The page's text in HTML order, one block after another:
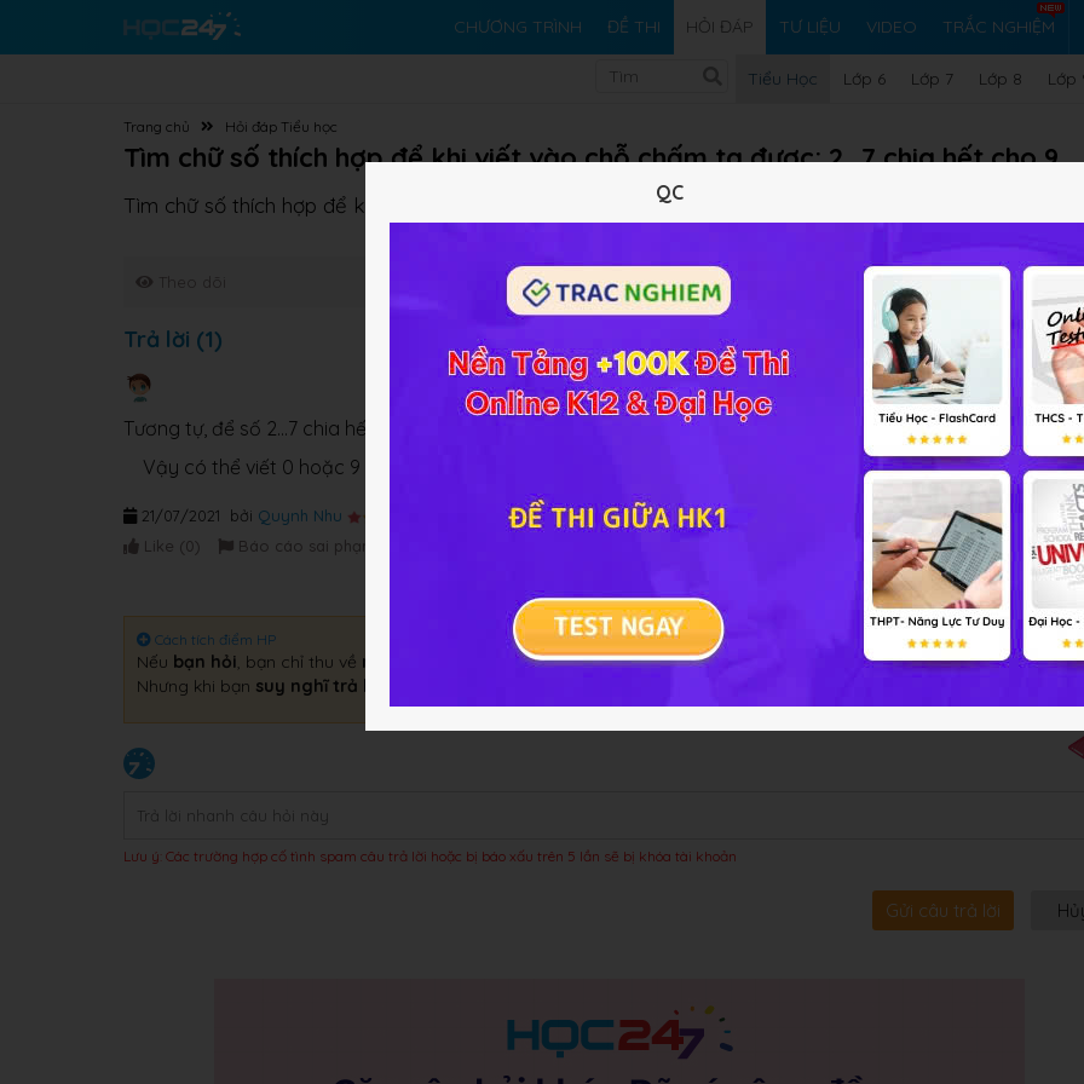
CHƯƠNG TRÌNH ĐỀ THI HỎI ĐÁP TƯ LIỆU VIDEO TRẮC NGHIỆM
Tiểu Học Lớp 6 Lớp 7 Lớp 8 Lớp
Trang chủ Hỏi đáp Tiểu học
Tìm chữ số thích hợp để khi viết vào chỗ chấm ta được: 2...7 chia hết cho 9
Tìm chữ số thích hợp để khi viết vào chỗ chấm ta được: 2...7 chia hết cho 9
Theo dõi
Trả lời (1)
Tương tự, để số 2...7 chia hết cho 9 thì 2 + ....+ 7 = 9 +.... chia hết cho 9.
Vậy có thể viết 0 hoặc 9 vào chỗ chấm.
bởi Quynh Nhu
21/07/2021
Like (0) Báo cáo sai phạm
Cách tích điểm HP
Nếu bạn hỏi, bạn chỉ thu về một câu trả lời
Nhưng khi bạn suy nghĩ trả lời
Lưu ý: Các trường hợp cố tình spam câu trả lời hoặc bị báo xấu trên 5 lần sẽ bị khóa tài khoản
Gửi câu trả lời
QC